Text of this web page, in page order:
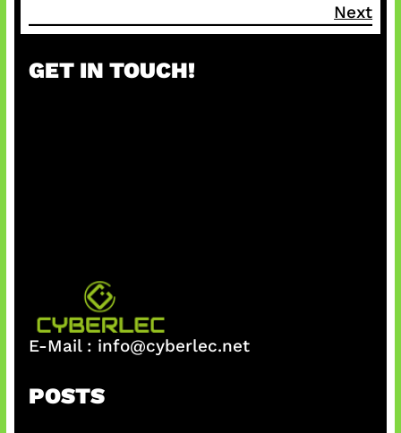
Next
GET IN TOUCH!
E-Mail : info@cyberlec.net
POSTS